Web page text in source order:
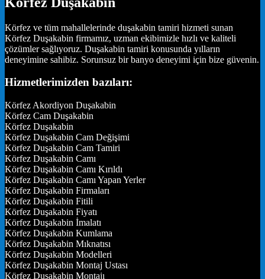
Körfez ve tüm mahallelerinde duşakabin tamiri hizmeti sunan
Körfez Duşakabin firmamız, uzman ekibimizle hızlı ve kaliteli
çözümler sağlıyoruz. Duşakabin tamiri konusunda yılların
deneyimine sahibiz. Sorunsuz bir banyo deneyimi için bize güvenin.
Hizmetlerimizden bazıları:
Körfez Akordiyon Duşakabin
Körfez Cam Duşakabin
Körfez Duşakabin
Körfez Duşakabin Cam Değişimi
Körfez Duşakabin Cam Tamiri
Körfez Duşakabin Camı
Körfez Duşakabin Camı Kırıldı
Körfez Duşakabin Camı Yapan Yerler
Körfez Duşakabin Firmaları
Körfez Duşakabin Fitili
Körfez Duşakabin Fiyatı
Körfez Duşakabin İmalatı
Körfez Duşakabin Kumlama
Körfez Duşakabin Mıknatısı
Körfez Duşakabin Modelleri
Körfez Duşakabin Montaj Ustası
Körfez Duşakabin Montajı